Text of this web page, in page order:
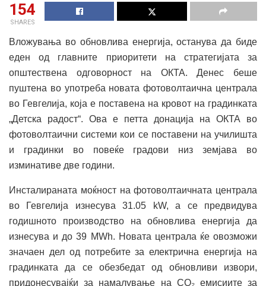
154
SHARES
Вложувања во обновлива енергија, останува да биде
еден од главните приоритети на стратегијата за
општествена одговорност на ОКТА. Денес беше
пуштена во употреба новата фотоволтаична централа
во Гевгелија, која е поставена на кровот на градинката
„Детска радост“. Ова е петта донација на ОКТА во
фотоволтаични системи кои се поставени на училишта
и градинки во повеќе градови низ земјава во
изминативе две години.
Инсталираната моќност на фотоволтаичната централа
во Гевгелија изнесува 31.05 kW, а се предвидува
годишното производство на обновлива енергија да
изнесува и до 39 MWh. Новата централа ќе овозможи
значаен дел од потребите за електрична енергија на
градинката да се обезбедат од обновливи извори,
придонесувајќи за намалување на CO₂ емисиите за